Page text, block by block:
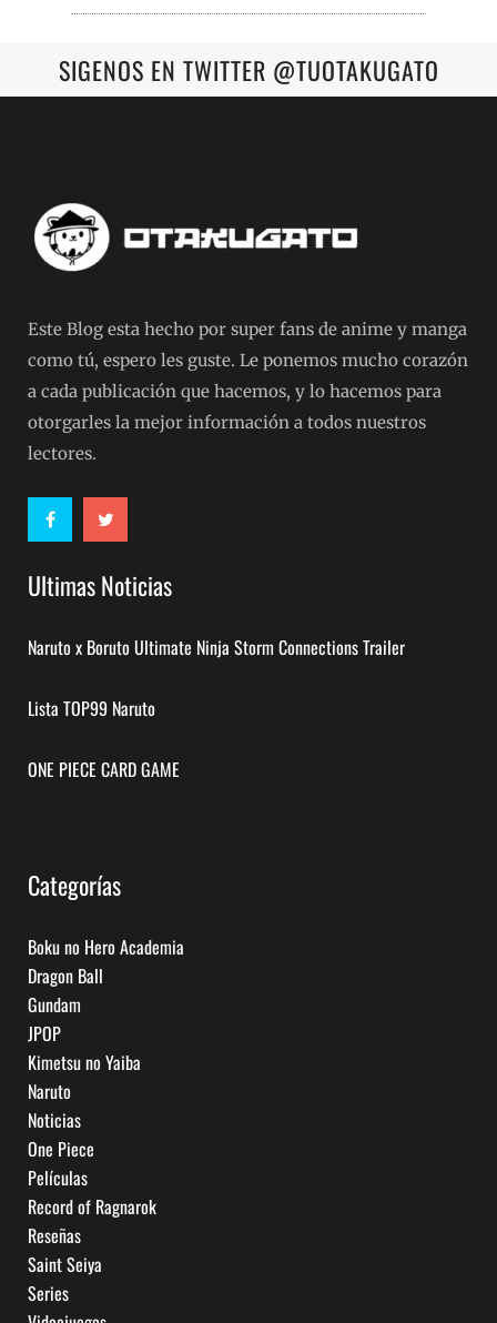
SIGENOS EN TWITTER @TUOTAKUGATO
Este Blog esta hecho por super fans de anime y manga
como tú, espero les guste. Le ponemos mucho corazón
a cada publicación que hacemos, y lo hacemos para
otorgarles la mejor información a todos nuestros
lectores.
Ultimas Noticias
Naruto x Boruto Ultimate Ninja Storm Connections Trailer
Lista TOP99 Naruto
ONE PIECE CARD GAME
Categorías
Boku no Hero Academia
Dragon Ball
Gundam
JPOP
Kimetsu no Yaiba
Naruto
Noticias
One Piece
Películas
Record of Ragnarok
Reseñas
Saint Seiya
Series